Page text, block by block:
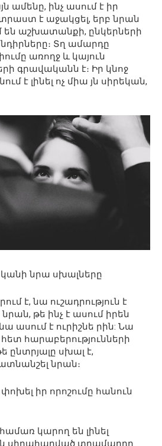
ամենը, ինչ ասում է իր
է աջակցել, երբ նրան
աշխատանքի, ընկերների
Տղ ամարդը
առողջ և կայուն
գրավականն է։ Իր կնոջ
է լինել ոչ միա յն սիրեկան,
նրա սխալները
է, նա ուշադրություն է
թե ինչ է ասում իրեն
նա ասում է ուրիշնե րին: Նա
հարաբերությունների
ընտրյալը սխալ է,
նրան։
իր որոշումը հանուն
կարող են լինել
սիրահարված տղամարդը